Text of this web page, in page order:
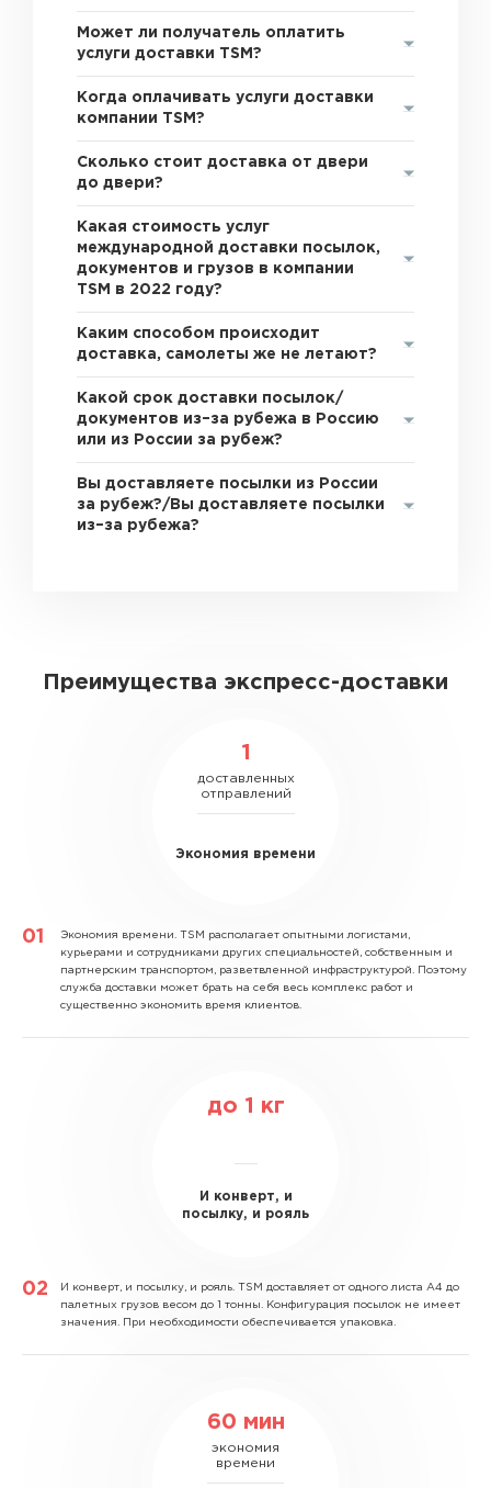
Может ли получатель оплатить
услуги доставки TSM?
Когда оплачивать услуги доставки
компании TSM?
Сколько стоит доставка от двери
до двери?
Какая стоимость услуг
международной доставки посылок,
документов и грузов в компании
TSM в 2022 году?
Каким способом происходит
доставка, самолеты же не летают?
Какой срок доставки посылок/
документов из–за рубежа в Россию
или из России за рубеж?
Вы доставляете посылки из России
за рубеж?/Вы доставляете посылки
из–за рубежа?
Преимущества экспресс-доставки
1
доставленных
отправлений
Экономия времени
Экономия времени. TSM располагает опытными логистами,
курьерами и сотрудниками других специальностей, собственным и
партнерским транспортом, разветвленной инфраструктурой. Поэтому
служба доставки может брать на себя весь комплекс работ и
существенно экономить время клиентов.
до 1 кг
И конверт, и
посылку, и рояль
И конверт, и посылку, и рояль. TSM доставляет от одного листа А4 до
палетных грузов весом до 1 тонны. Конфигурация посылок не имеет
значения. При необходимости обеспечивается упаковка.
60 мин
экономия
времени